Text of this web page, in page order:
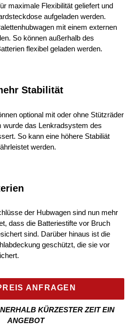
maximale Flexibilität geliefert und
aufgeladen werden.
mit einem externen
So können außerhalb des
flexibel geladen werden.
Stabilität
optional mit oder ohne Stützräder
wurde das Lenkradsystem des
So kann eine höhere Stabiliät
werden.
der Hubwagen sind nun mehr
dass die Batteriestifte vor Bruch
sind. Darüber hinaus ist die
geschützt, die sie vor
ANFRAGEN
KÜRZESTER ZEIT EIN
ANGEBOT